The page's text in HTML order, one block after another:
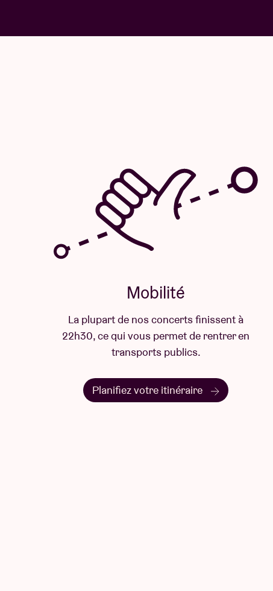
Mobilité
La plupart de nos concerts finissent à
22h30, ce qui vous permet de rentrer en
transports publics.
Planifiez votre itinéraire